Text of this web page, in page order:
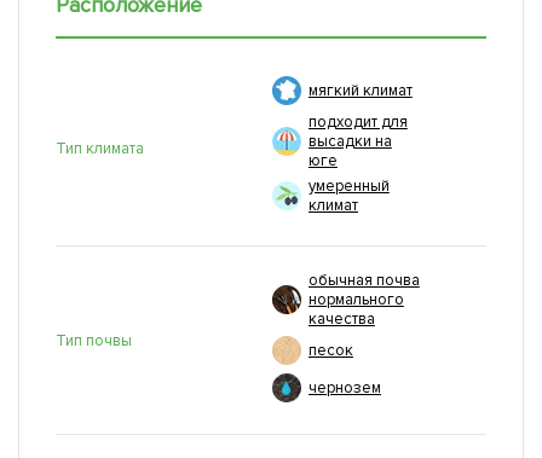
Тип климата
мягкий климат
подходит для
высадки на
юге
умеренный
климат
Тип почвы
обычная почва
нормального
качества
песок
чернозем